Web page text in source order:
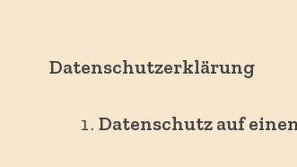
Datenschutz­erklärung
Datenschutz auf